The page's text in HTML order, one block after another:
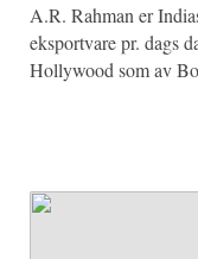
A.R. Rahman er
eksportvare pr. dags
Hollywood som av